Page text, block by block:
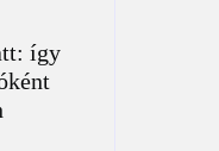
így